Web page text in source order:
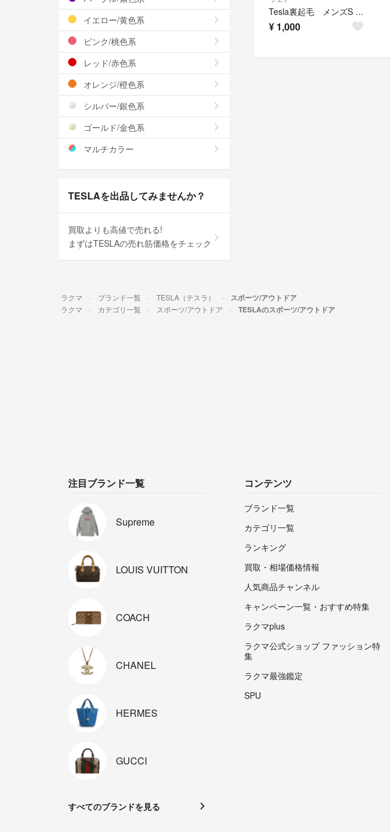
Tesla裏起毛 メンズS 青 スポーツインナー サッカー アンダーシャツ
¥ 1,000
イエロー/黄色系
ピンク/桃色系
レッド/赤色系
オレンジ/橙色系
シルバー/銀色系
ゴールド/金色系
マルチカラー
TESLAを出品してみませんか？
買取よりも高値で売れる!
まずはTESLAの売れ筋価格をチェック
ラクマ ブランド一覧 TESLA（テスラ） スポーツ/アウトドア
ラクマ カテゴリ一覧 スポーツ/アウトドア TESLAのスポーツ/アウトドア
注目ブランド一覧
Supreme
LOUIS VUITTON
COACH
CHANEL
HERMES
GUCCI
すべてのブランドを見る
コンテンツ
ブランド一覧
カテゴリ一覧
ランキング
買取・相場価格情報
人気商品チャンネル
キャンペーン一覧・おすすめ特集
ラクマplus
ラクマ公式ショップ ファッション特
集
ラクマ最強鑑定
SPU